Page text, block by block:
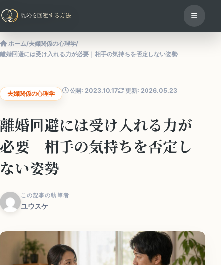
ホーム/夫婦関係の心理学/
離婚回避には受け入れる力が必要｜相手の気持ちを否定しない姿勢
夫婦関係の心理学 公開: 2023.10.17 更新: 2026.05.23
離婚回避には受け入れる力が
必要｜相手の気持ちを否定し
ない姿勢
この記事の執筆者
ユウスケ